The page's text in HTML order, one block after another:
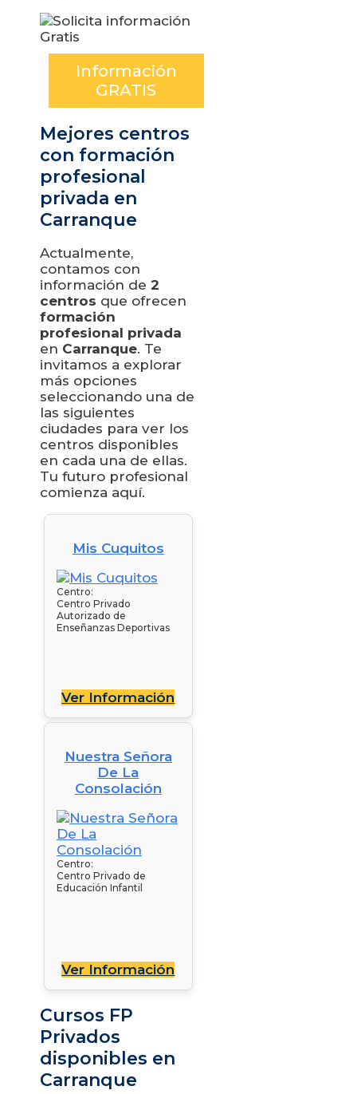
Información
GRATIS
Mejores centros
con formación
profesional
privada en
Carranque
Actualmente,
contamos con
información de 2
centros que ofrecen
formación
profesional privada
en Carranque. Te
invitamos a explorar
más opciones
seleccionando una de
las siguientes
ciudades para ver los
centros disponibles
en cada una de ellas.
Tu futuro profesional
comienza aquí.
Mis Cuquitos
Centro:
Centro Privado
Autorizado de
Enseñanzas Deportivas
Ver Información
Nuestra Señora
De La
Consolación
Centro:
Centro Privado de
Educación Infantil
Ver Información
Cursos FP
Privados
disponibles en
Carranque